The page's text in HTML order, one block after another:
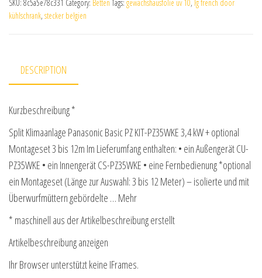
SKU: 8c5a5e78c331 Category: Betten Tags: gewächshausfolie uv 10, lg french door
kühlschrank, stecker belgien
DESCRIPTION
Kurzbeschreibung *
Split Klimaanlage Panasonic Basic PZ KIT-PZ35WKE 3,4 kW + optional
Montageset 3 bis 12m Im Lieferumfang enthalten: • ein Außengerät CU-
PZ35WKE • ein Innengerät CS-PZ35WKE • eine Fernbedienung *optional
ein Montageset (Länge zur Auswahl: 3 bis 12 Meter) – isolierte und mit
Überwurfmüttern gebördelte … Mehr
* maschinell aus der Artikelbeschreibung erstellt
Artikelbeschreibung anzeigen
Ihr Browser unterstützt keine IFrames.